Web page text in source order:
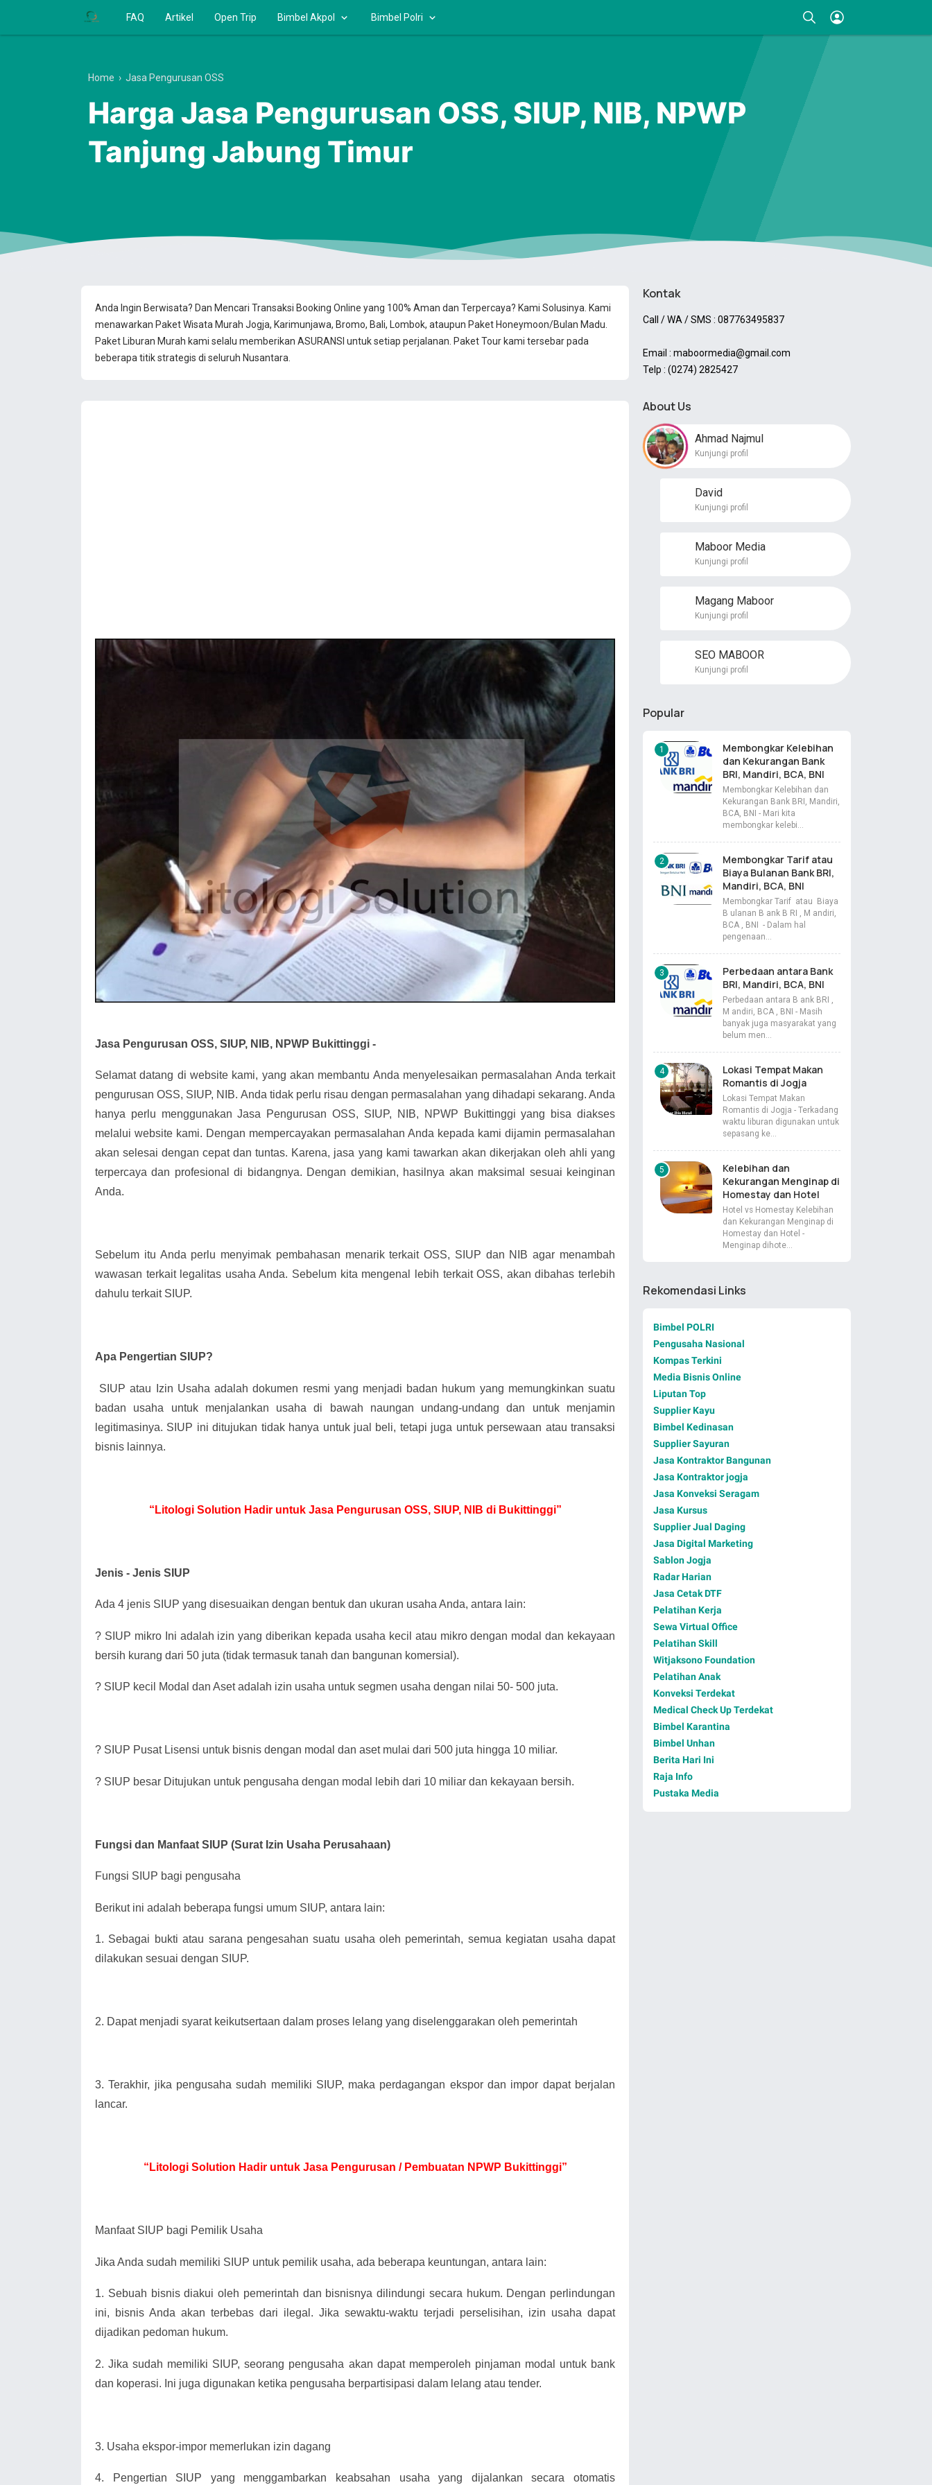
FAQ Artikel Open Trip Bimbel Akpol Bimbel Polri
Anda Ingin Berwisata? Dan Mencari Transaksi Booking Online yang 100% Aman dan Terpercaya? Kami Solusinya. Kami
menawarkan Paket Wisata Murah Jogja, Karimunjawa, Bromo, Bali, Lombok, ataupun Paket Honeymoon/Bulan Madu.
Paket Liburan Murah kami selalu memberikan ASURANSI untuk setiap perjalanan. Paket Tour kami tersebar pada
beberapa titik strategis di seluruh Nusantara.
Home › Jasa Pengurusan OSS
Harga Jasa Pengurusan OSS, SIUP, NIB, NPWP
Tanjung Jabung Timur
Jasa Pengurusan OSS, SIUP, NIB, NPWP Bukittinggi -
Selamat datang di website kami, yang akan membantu Anda menyelesaikan permasalahan Anda terkait
pengurusan OSS, SIUP, NIB. Anda tidak perlu risau dengan permasalahan yang dihadapi sekarang. Anda
hanya perlu menggunakan Jasa Pengurusan OSS, SIUP, NIB, NPWP Bukittinggi yang bisa diakses
melalui website kami. Dengan mempercayakan permasalahan Anda kepada kami dijamin permasalahan
akan selesai dengan cepat dan tuntas. Karena, jasa yang kami tawarkan akan dikerjakan oleh ahli yang
terpercaya dan profesional di bidangnya. Dengan demikian, hasilnya akan maksimal sesuai keinginan
Anda.
Sebelum itu Anda perlu menyimak pembahasan menarik terkait OSS, SIUP dan NIB agar menambah
wawasan terkait legalitas usaha Anda. Sebelum kita mengenal lebih terkait OSS, akan dibahas terlebih
dahulu terkait SIUP.
Apa Pengertian SIUP?
SIUP atau Izin Usaha adalah dokumen resmi yang menjadi badan hukum yang memungkinkan suatu
badan usaha untuk menjalankan usaha di bawah naungan undang-undang dan untuk menjamin
legitimasinya. SIUP ini ditujukan tidak hanya untuk jual beli, tetapi juga untuk persewaan atau transaksi
bisnis lainnya.
“Litologi Solution Hadir untuk Jasa Pengurusan OSS, SIUP, NIB di Bukittinggi”
Jenis - Jenis SIUP
Ada 4 jenis SIUP yang disesuaikan dengan bentuk dan ukuran usaha Anda, antara lain:
? SIUP mikro Ini adalah izin yang diberikan kepada usaha kecil atau mikro dengan modal dan kekayaan
bersih kurang dari 50 juta (tidak termasuk tanah dan bangunan komersial).
? SIUP kecil Modal dan Aset adalah izin usaha untuk segmen usaha dengan nilai 50- 500 juta.
? SIUP Pusat Lisensi untuk bisnis dengan modal dan aset mulai dari 500 juta hingga 10 miliar.
? SIUP besar Ditujukan untuk pengusaha dengan modal lebih dari 10 miliar dan kekayaan bersih.
Fungsi dan Manfaat SIUP (Surat Izin Usaha Perusahaan)
Fungsi SIUP bagi pengusaha
Berikut ini adalah beberapa fungsi umum SIUP, antara lain:
1. Sebagai bukti atau sarana pengesahan suatu usaha oleh pemerintah, semua kegiatan usaha dapat
dilakukan sesuai dengan SIUP.
2. Dapat menjadi syarat keikutsertaan dalam proses lelang yang diselenggarakan oleh pemerintah
3. Terakhir, jika pengusaha sudah memiliki SIUP, maka perdagangan ekspor dan impor dapat berjalan
lancar.
“Litologi Solution Hadir untuk Jasa Pengurusan / Pembuatan NPWP Bukittinggi”
Manfaat SIUP bagi Pemilik Usaha
Jika Anda sudah memiliki SIUP untuk pemilik usaha, ada beberapa keuntungan, antara lain:
1. Sebuah bisnis diakui oleh pemerintah dan bisnisnya dilindungi secara hukum. Dengan perlindungan
ini, bisnis Anda akan terbebas dari ilegal. Jika sewaktu-waktu terjadi perselisihan, izin usaha dapat
dijadikan pedoman hukum.
2. Jika sudah memiliki SIUP, seorang pengusaha akan dapat memperoleh pinjaman modal untuk bank
dan koperasi. Ini juga digunakan ketika pengusaha berpartisipasi dalam lelang atau tender.
3. Usaha ekspor-impor memerlukan izin dagang
4. Pengertian SIUP yang menggambarkan keabsahan usaha yang dijalankan secara otomatis
Kontak
Call / WA / SMS : 087763495837
Email : maboormedia@gmail.com
Telp : (0274) 2825427
About Us
Ahmad Najmul
Kunjungi profil
David
Kunjungi profil
Maboor Media
Kunjungi profil
Magang Maboor
Kunjungi profil
SEO MABOOR
Kunjungi profil
Popular
Membongkar Kelebihan
dan Kekurangan Bank
BRI, Mandiri, BCA, BNI
Membongkar Kelebihan dan
Kekurangan Bank BRI, Mandiri,
BCA, BNI - Mari kita
membongkar kelebi…
Membongkar Tarif atau
Biaya Bulanan Bank BRI,
Mandiri, BCA, BNI
Membongkar Tarif atau Biaya
B ulanan B ank B RI , M andiri,
BCA , BNI - Dalam hal
pengenaan…
Perbedaan antara Bank
BRI, Mandiri, BCA, BNI
Perbedaan antara B ank BRI ,
M andiri, BCA , BNI - Masih
banyak juga masyarakat yang
belum men…
Lokasi Tempat Makan
Romantis di Jogja
Lokasi Tempat Makan
Romantis di Jogja - Terkadang
waktu liburan digunakan untuk
sepasang ke…
Kelebihan dan
Kekurangan Menginap di
Homestay dan Hotel
Hotel vs Homestay Kelebihan
dan Kekurangan Menginap di
Homestay dan Hotel -
Menginap dihote…
Rekomendasi Links
Bimbel POLRI
Pengusaha Nasional
Kompas Terkini
Media Bisnis Online
Liputan Top
Supplier Kayu
Bimbel Kedinasan
Supplier Sayuran
Jasa Kontraktor Bangunan
Jasa Kontraktor jogja
Jasa Konveksi Seragam
Jasa Kursus
Supplier Jual Daging
Jasa Digital Marketing
Sablon Jogja
Radar Harian
Jasa Cetak DTF
Pelatihan Kerja
Sewa Virtual Office
Pelatihan Skill
Witjaksono Foundation
Pelatihan Anak
Konveksi Terdekat
Medical Check Up Terdekat
Bimbel Karantina
Bimbel Unhan
Berita Hari Ini
Raja Info
Pustaka Media